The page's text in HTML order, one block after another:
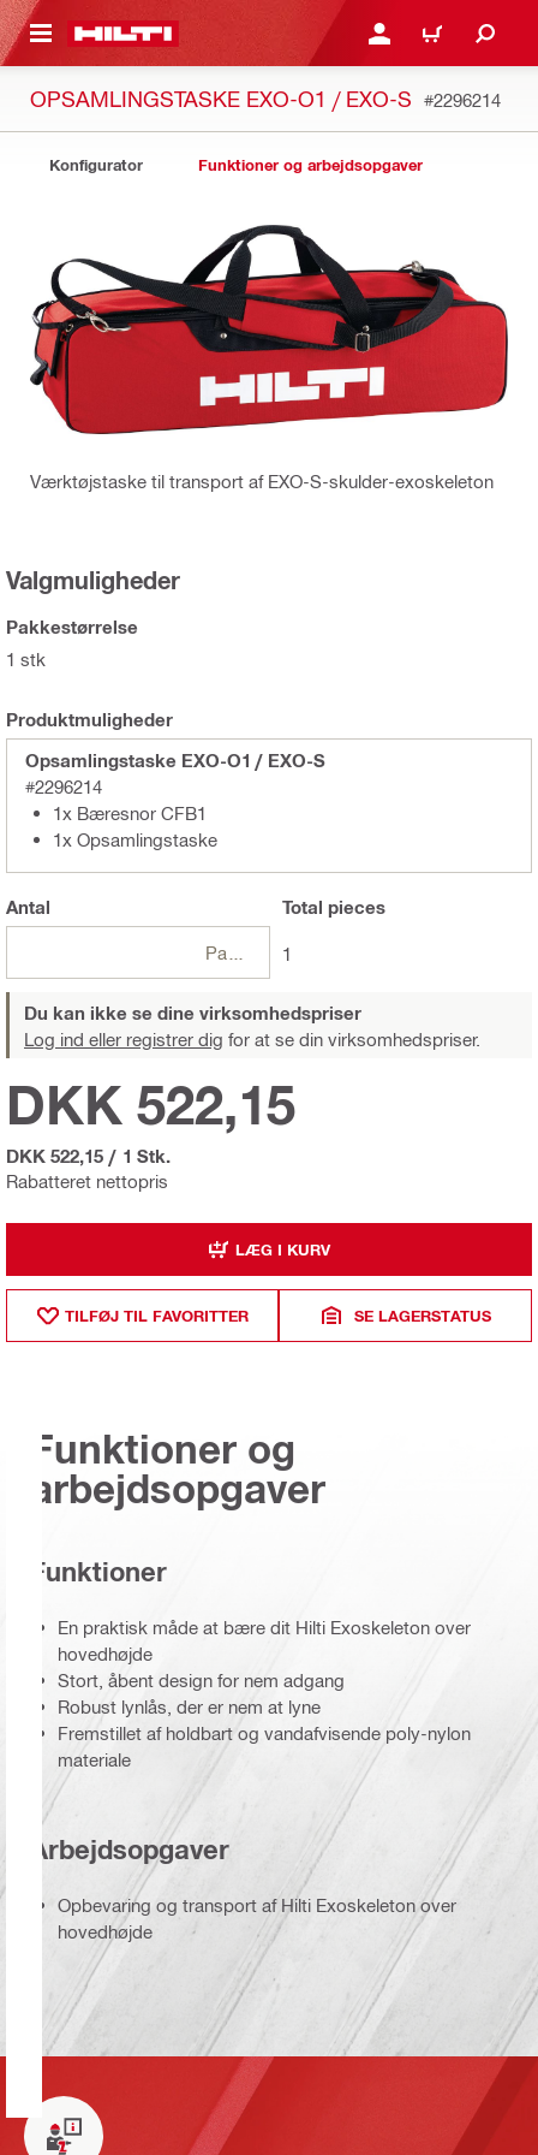
HOVEDINDHOLD LOG IND ELLER
INDKØBSKURV
OPSAMLINGSTASKE EXO-O1 / EXO-S #2296214
Konfigurator Funktioner og arbejdsopgaver
Værktøjstaske til transport af EXO-S-skulder-exoskeleton
Valgmuligheder
Pakkestørrelse
1 stk
Produktmuligheder
Opsamlingstaske EXO-O1 / EXO-S
#2296214
1x Bæresnor CFB1
1x Opsamlingstaske
Antal Total pieces
1
Du kan ikke se dine virksomhedspriser
Log ind eller registrer dig for at se din virksomhedspriser.
Rabatteret nettopris
DKK 522,15
DKK 522,15 / 1 Stk.
LÆG I KURV
TILFØJ TIL FAVORITTER SE LAGERSTATUS
Funktioner og
arbejdsopgaver
Funktioner
En praktisk måde at bære dit Hilti Exoskeleton over
hovedhøjde
Stort, åbent design for nem adgang
Robust lynlås, der er nem at lyne
Fremstillet af holdbart og vandafvisende poly-nylon
materiale
Arbejdsopgaver
Opbevaring og transport af Hilti Exoskeleton over
hovedhøjde